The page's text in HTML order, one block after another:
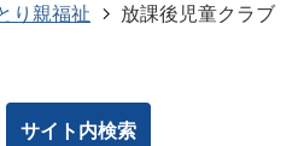
り親福祉 放課後児童クラブ
サイト内検索